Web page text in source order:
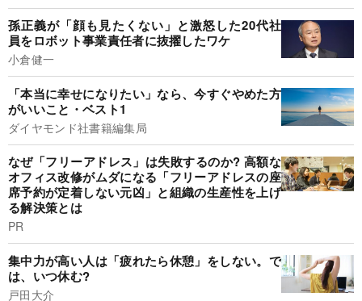
孫正義が「顔も見たくない」と激怒した20代社
員をロボット事業責任者に抜擢したワケ
小倉健一
「本当に幸せになりたい」なら、今すぐやめた方
がいいこと・ベスト1
ダイヤモンド社書籍編集局
なぜ「フリーアドレス」は失敗するのか? 高額な
オフィス改修がムダになる「フリーアドレスの座
席予約が定着しない元凶」と組織の生産性を上げ
る解決策とは
PR
集中力が高い人は「疲れたら休憩」をしない。で
は、いつ休む?
戸田大介